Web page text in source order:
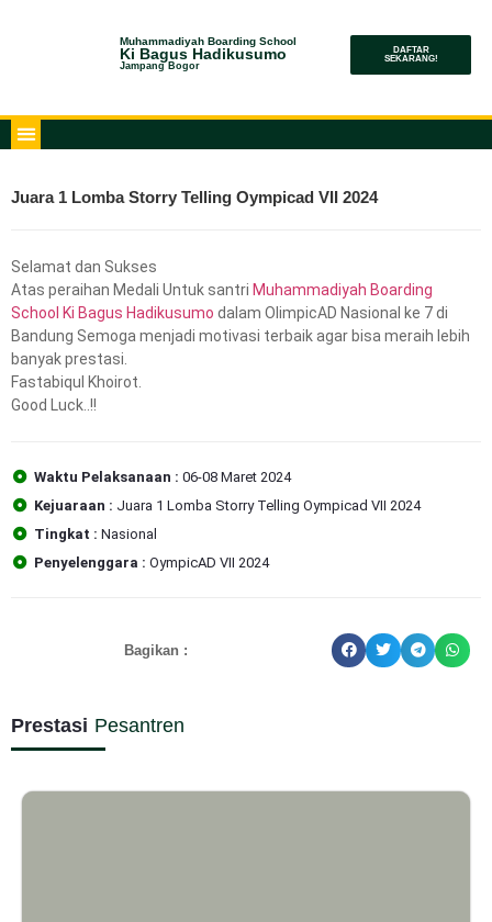
Muhammadiyah Boarding School
Ki Bagus Hadikusumo
Jampang Bogor
DAFTAR
SEKARANG!
Juara 1 Lomba Storry Telling Oympicad VII 2024
Selamat dan Sukses
Atas peraihan Medali Untuk santri Muhammadiyah Boarding
School Ki Bagus Hadikusumo dalam OlimpicAD Nasional ke 7 di
Bandung Semoga menjadi motivasi terbaik agar bisa meraih lebih
banyak prestasi.
Fastabiqul Khoirot.
Good Luck..!!
Waktu Pelaksanaan : 06-08 Maret 2024
Kejuaraan : Juara 1 Lomba Storry Telling Oympicad VII 2024
Tingkat : Nasional
Penyelenggara : OympicAD VII 2024
Bagikan :
Prestasi Pesantren